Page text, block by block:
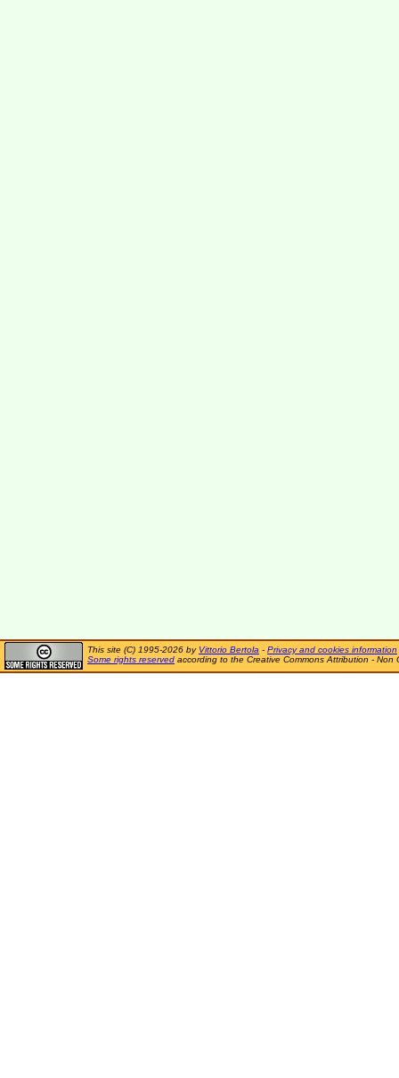
This site (C) 1995-2026 by Vittorio Bertola - Privacy and cookies information
Some rights reserved according to the Creative Commons Attribution - Non